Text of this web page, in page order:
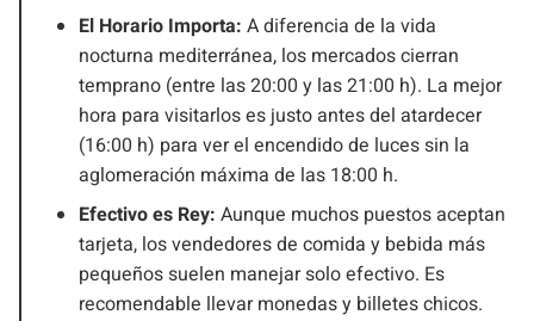
El Horario Importa: A diferencia de la vida
nocturna mediterránea, los mercados cierran
temprano (entre las 20:00 y las 21:00 h). La mejor
hora para visitarlos es justo antes del atardecer
(16:00 h) para ver el encendido de luces sin la
aglomeración máxima de las 18:00 h.
Efectivo es Rey: Aunque muchos puestos aceptan
tarjeta, los vendedores de comida y bebida más
pequeños suelen manejar solo efectivo. Es
recomendable llevar monedas y billetes chicos.